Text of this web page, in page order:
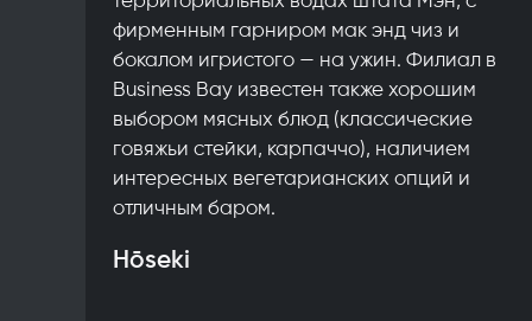
фирменным гарниром мак энд чиз и
бокалом игристого — на ужин. Филиал в
Business Bay известен также хорошим
выбором мясных блюд (классические
говяжьи стейки, карпаччо), наличием
интересных вегетарианских опций и
отличным баром.
Hōseki